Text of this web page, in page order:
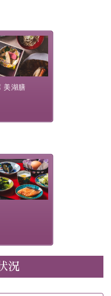
お飲み物やお土産などに
のご入浴券
水、乳液
バス（事前予約制）
をご用意
アウト10時
じめとした和定食
美湖膳
地で特別を
長・神原 裕
作和会席で
の幸...
食膳に使わ
の名産品を
れ、安心・
野県産...
況